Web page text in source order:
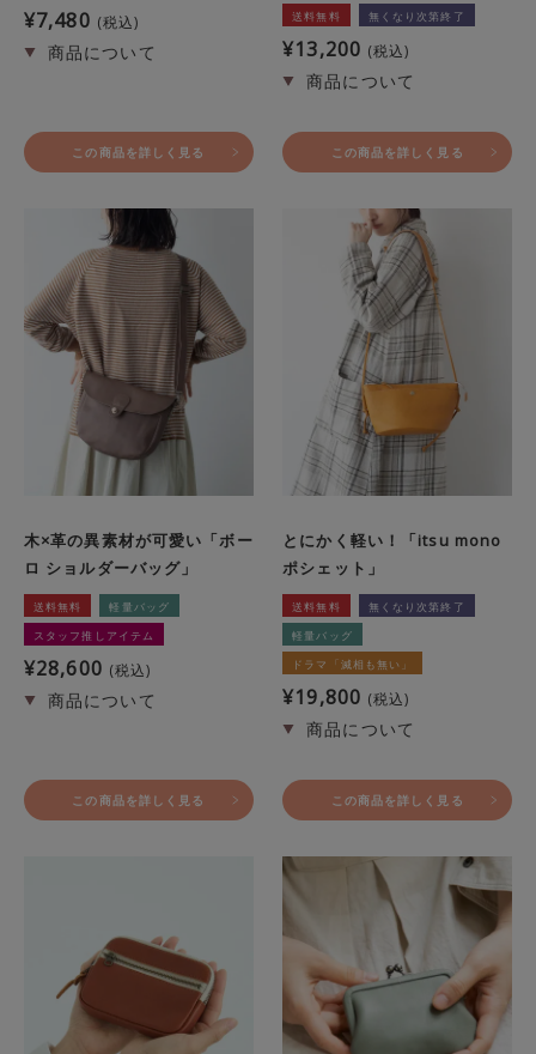
¥7,480 税込
この商品を詳しく見る
送料無料 無くなり次第終了
¥13,200 税込
この商品を詳しく見る
木×革の異素材が可愛い「ボー
ロ ショルダーバッグ」
送料無料
軽量バッグ
スタッフ推しアイテム
¥28,600 税込
この商品を詳しく見る
とにかく軽い！「itsu mono
ポシェット」
送料無料
無くなり次第終了
軽量バッグ
ドラマ「滅相も無い」
¥19,800 税込
この商品を詳しく見る